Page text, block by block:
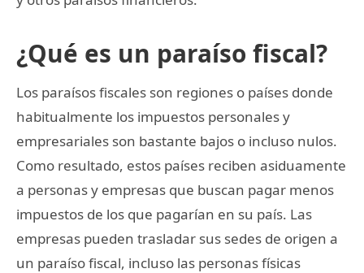
¿Qué es un paraíso fiscal?
Los paraísos fiscales son regiones o países donde
habitualmente los impuestos personales y
empresariales son bastante bajos o incluso nulos.
Como resultado, estos países reciben asiduamente
a personas y empresas que buscan pagar menos
impuestos de los que pagarían en su país. Las
empresas pueden trasladar sus sedes de origen a
un paraíso fiscal, incluso las personas físicas